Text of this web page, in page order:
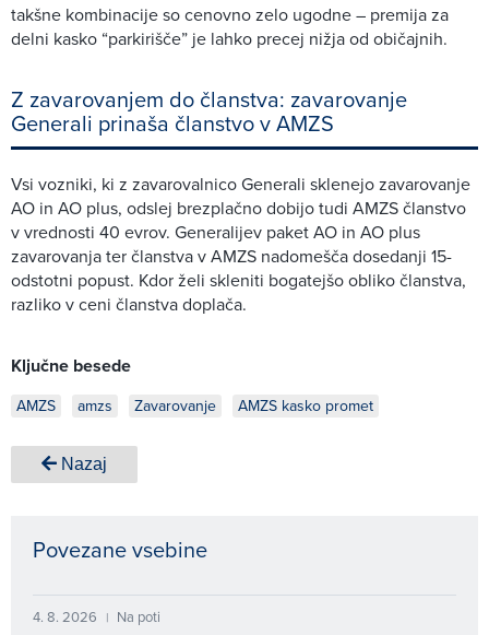
takšne kombinacije so cenovno zelo ugodne – premija za
delni kasko “parkirišče” je lahko precej nižja od običajnih.
Z zavarovanjem do članstva: zavarovanje
Generali prinaša članstvo v AMZS
Vsi vozniki, ki z zavarovalnico Generali sklenejo zavarovanje
AO in AO plus, odslej brezplačno dobijo tudi AMZS članstvo
v vrednosti 40 evrov. Generalijev paket AO in AO plus
zavarovanja ter članstva v AMZS nadomešča dosedanji 15-
odstotni popust. Kdor želi skleniti bogatejšo obliko članstva,
razliko v ceni članstva doplača.
Ključne besede
AMZS amzs Zavarovanje AMZS kasko promet
Nazaj
Povezane vsebine
4. 8. 2026 | Na poti